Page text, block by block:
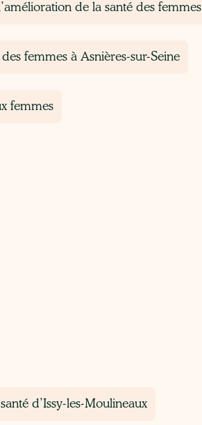
de la santé des femmes
femmes à Asnières­-sur­-Seine
femmes
d’Issy-les-Moulineaux